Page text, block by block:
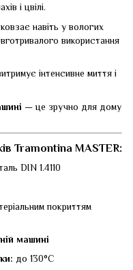
і цвілі.
навіть у вологих
використання
інтенсивне миття і
— це зручно для дому
Tramontina MASTER:
DIN 1.4110
покриттям
машині
до 130°C